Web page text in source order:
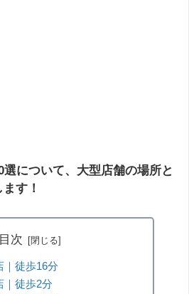
について、大型店舗の場所と
す！
目次
｜徒歩16分
｜徒歩2分